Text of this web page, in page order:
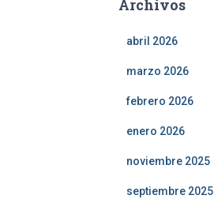
Archivos
abril 2026
marzo 2026
febrero 2026
enero 2026
noviembre 2025
septiembre 2025